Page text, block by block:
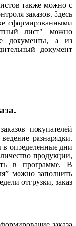
также можно с
заказов. Здесь
сформированными
лист" можно
документы, а из
документ
покупателей
разнарядки.
в определенные дни
продукции,
в программе. В
можно заполнить
отгрузки, заказ